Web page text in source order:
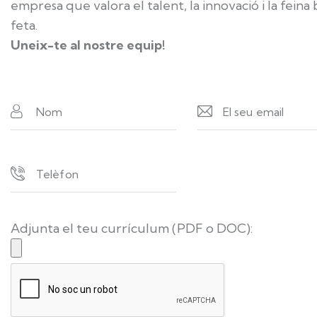
empresa que valora el talent, la innovació i la feina
feta.
Uneix-te al nostre equip!
Adjunta el teu currículum (PDF o DOC):